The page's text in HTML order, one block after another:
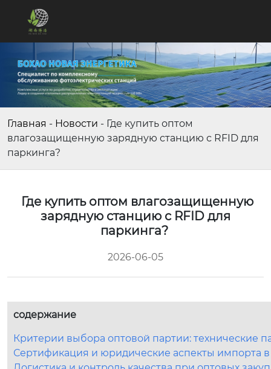
Главная - Новости - Где купить оптом
влагозащищенную зарядную станцию с RFID для
паркинга?
Где купить оптом влагозащищенную
зарядную станцию с RFID для
паркинга?
2026-06-05
содержание
Критерии выбора оптовой партии: технические
Сертификация и юридические аспекты импорта